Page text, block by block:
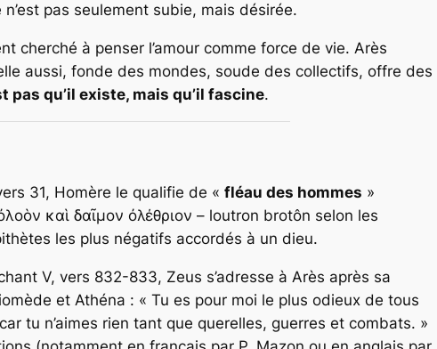
pas seulement subie, mais désirée.
cherché à penser l’amour comme force de vie. Arès
aussi, fonde des mondes, soude des collectifs, offre des
pas qu’il existe, mais qu’il fascine.
31, Homère le qualifie de « fléau des hommes »
καὶ δαῖμον ὀλέθριον – loutron brotôn selon les
les plus négatifs accordés à un dieu.
V, vers 832-833, Zeus s’adresse à Arès après sa
et Athéna : « Tu es pour moi le plus odieux de tous
tu n’aimes rien tant que querelles, guerres et combats. »